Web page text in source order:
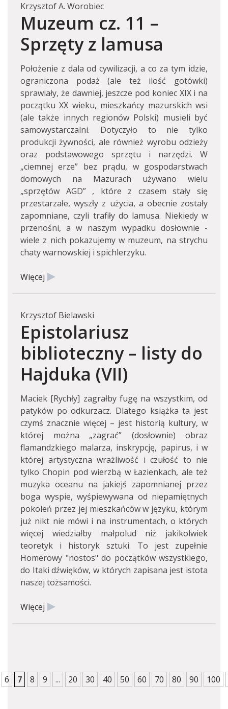
Krzysztof A. Worobiec
Muzeum cz. 11 –
Sprzęty z lamusa
Położenie z dala od cywilizacji, a co za tym idzie,
ograniczona podaż (ale też ilość gotówki)
sprawiały, że dawniej, jeszcze pod koniec XIX i na
początku XX wieku, mieszkańcy mazurskich wsi
(ale także innych regionów Polski) musieli być
samowystarczalni. Dotyczyło to nie tylko
produkcji żywności, ale również wyrobu odzieży
oraz podstawowego sprzętu i narzędzi. W
„ciemnej erze” bez prądu, w gospodarstwach
domowych na Mazurach używano wielu
„sprzętów AGD” , które z czasem stały się
przestarzałe, wyszły z użycia, a obecnie zostały
zapomniane, czyli trafiły do lamusa. Niekiedy w
przenośni, a w naszym wypadku dosłownie -
wiele z nich pokazujemy w muzeum, na strychu
chaty warnowskiej i spichlerzyku.
Więcej
Krzysztof Bielawski
Epistolariusz
biblioteczny – listy do
Hajduka (VII)
Maciek [Rychły] zagrałby fugę na wszystkim, od
patyków po odkurzacz. Dlatego książka ta jest
czymś znacznie więcej – jest historią kultury, w
której można „zagrać” (dosłownie) obraz
flamandzkiego malarza, inskrypcję, papirus, i w
której artystyczna wrażliwość i czułość to nie
tylko Chopin pod wierzbą w Łazienkach, ale też
muzyka oceanu na jakiejś zapomnianej przez
boga wyspie, wyśpiewywana od niepamiętnych
pokoleń przez jej mieszkańców w języku, którym
już nikt nie mówi i na instrumentach, o których
więcej wiedziałby małpolud niż jakikolwiek
teoretyk i historyk sztuki. To jest zupełnie
Homerowy "nostos" do początków wszystkiego,
do Itaki dźwięków, w których zapisana jest istota
naszej tożsamości.
Więcej
6 7 8 9 ... 20 30 40 50 60 70 80 90 100